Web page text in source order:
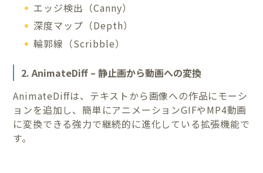
エッジ検出（Canny）
深度マップ（Depth）
輪郭線（Scribble）
2. AnimateDiff – 静止画から動画への変換
AnimateDiffは、テキストから画像への作品にモーシ
ョンを追加し、簡単にアニメーションGIFやMP4動画
に変換できる強力で継続的に進化している拡張機能で
す。